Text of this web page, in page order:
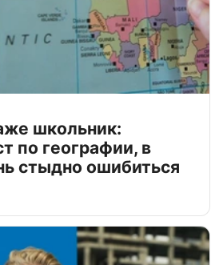
школьник:
по географии, в
стыдно ошибиться